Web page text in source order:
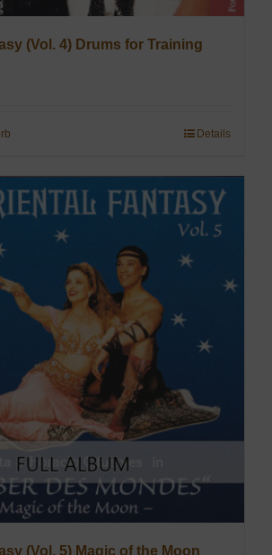
(Vol. 4) Drums for Training
Details
(Vol. 5) Magic of the Moon